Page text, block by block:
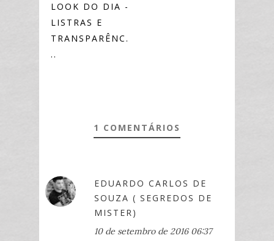
LOOK DO DIA -
LISTRAS E
TRANSPARÊNC.
..
1 COMENTÁRIOS
EDUARDO CARLOS DE
SOUZA ( SEGREDOS DE
MISTER)
10 de setembro de 2016 06:37